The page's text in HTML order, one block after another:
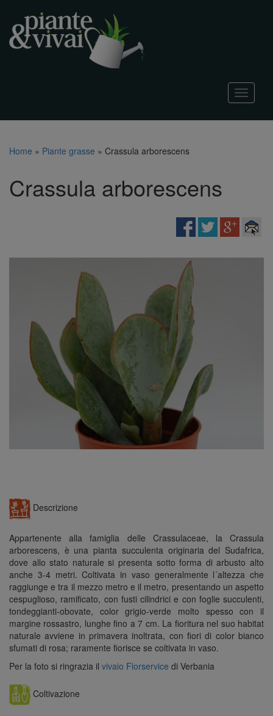
T
o
g
Home » Piante grasse » Crassula arborescens
Crassula arborescens
Descrizione
Appartenente alla famiglia delle Crassulaceae, la Crassula
arborescens, è una pianta succulenta originaria del Sudafrica,
dove allo stato naturale si presenta sotto forma di arbusto alto
anche 3-4 metri. Coltivata in vaso generalmente l´altezza che
raggiunge e tra il mezzo metro e il metro, presentando un aspetto
cespuglioso, ramificato, con fusti cilindrici e con foglie succulenti,
tondeggianti-obovate, color grigio-verde molto spesso con il
margine rossastro, lunghe fino a 7 cm. La fioritura nel suo habitat
naturale avviene in primavera inoltrata, con fiori di color bianco
sfumati di rosa; raramente fiorisce se coltivata in vaso.
Per la foto si ringrazia il vivaio Florservice di Verbania
Coltivazione